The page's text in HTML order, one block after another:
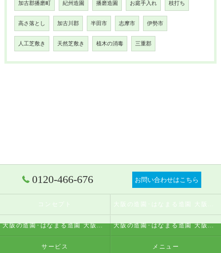
加古郡播磨町 紀州造園 播磨造園 お庭手入れ 枝打ち
高さ落とし 加古川郡 半田市 志摩市 伊勢市
人工芝敷き 天然芝敷き 植木の消毒 三重郡
0120-466-676 お問い合わせはこちら
コンセプト
大阪の造園･はなまる造園 大阪店の評判 大阪の造園･はなまる造園 大阪店のお客様の声
サービス メニュー